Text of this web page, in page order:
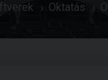
Oktatás